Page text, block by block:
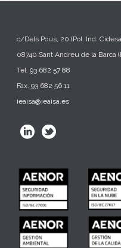
c/Dels Pous, 20 (Pol. Ind.
08740 Sant Andreu de la Barca
Tel.93 682 57 88
Fax. 93 682 56 11
ieaisa@ieaisa.es